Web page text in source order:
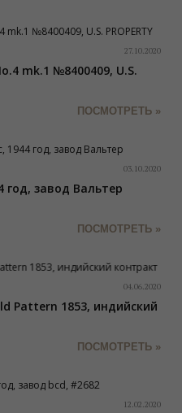
27.10.2020
mk.1 №8400409, U.S.
ПОСМОТРЕТЬ »
03.10.2020
год, завод Вальтер
ПОСМОТРЕТЬ »
04.06.2020
Pattern 1853, индийский
ПОСМОТРЕТЬ »
12.02.2020